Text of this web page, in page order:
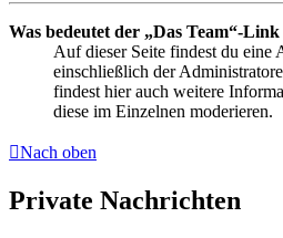
Was bedeutet der „Das Team“-
Auf dieser Seite findest du eine
einschließlich der
findest hier auch weitere
diese im Einzelnen moderieren.
Nach oben
Private Nachrichten